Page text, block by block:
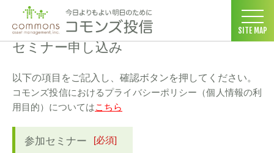
SITE MAP
コモンズ投信 ホーム > セミナー情報>
セミナー申し込み
以下の項目をご記入し、確認ボタンを押してください。
コモンズ投信におけるプライバシーポリシー（個人情報の利
用目的）についてはこちら
参加セミナー [必須]